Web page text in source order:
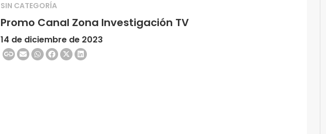
SIN CATEGORÍA
Promo Canal Zona Investigación TV
14 de diciembre de 2023